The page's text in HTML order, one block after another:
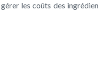
les coûts des